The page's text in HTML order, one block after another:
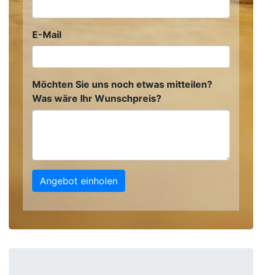
E-Mail
Möchten Sie uns noch etwas mitteilen?
Was wäre Ihr Wunschpreis?
Angebot einholen